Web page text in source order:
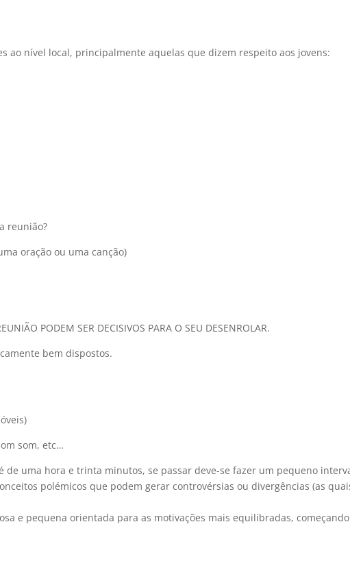
ao nível local, principalmente aquelas que dizem respeito aos jovens:
reunião?
oração ou uma canção)
PODEM SER DECISIVOS PARA O SEU DESENROLAR.
bem dispostos.
som, etc…
de uma hora e trinta minutos, se passar deve-se fazer um pequeno
polémicos que podem gerar controvérsias ou divergências (as
e pequena orientada para as motivações mais equilibradas,